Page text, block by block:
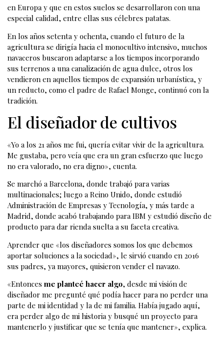
en Europa y que en estos suelos se desarrollaron con una
especial calidad, entre ellas sus célebres patatas.
En los años setenta y ochenta, cuando el futuro de la
agricultura se dirigía hacia el monocultivo intensivo, muchos
navaceros buscaron adaptarse a los tiempos incorporando
sus terrenos a una canalización de agua dulce, otros los
vendieron en aquellos tiempos de expansión urbanística, y
un reducto, como el padre de Rafael Monge, continuó con la
tradición.
El diseñador de cultivos
«Yo a los 21 años me fui, quería evitar vivir de la agricultura.
Me gustaba, pero veía que era un gran esfuerzo que luego
no era valorado, no era digno», cuenta.
Se marchó a Barcelona, donde trabajó para varias
multinacionales; luego a Reino Unido, donde estudió
Administración de Empresas y Tecnología, y más tarde a
Madrid, donde acabó trabajando para IBM y estudió diseño de
producto para dar rienda suelta a su faceta creativa.
Aprender que «los diseñadores somos los que debemos
aportar soluciones a la sociedad», le sirvió cuando en 2016
sus padres, ya mayores, quisieron vender el navazo.
«Entonces me planteé hacer algo, desde mi visión de
diseñador me pregunté qué podía hacer para no perder una
parte de mi identidad y la de mi familia. Había jugado aquí,
era perder algo de mi historia y busqué un proyecto para
mantenerlo y justificar que se tenía que mantener», explica.